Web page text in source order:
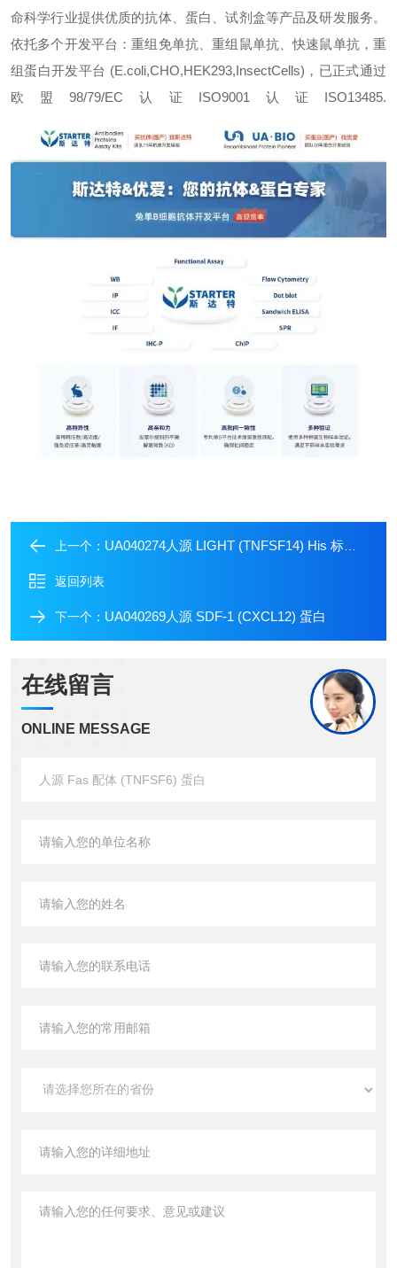
命科学行业提供优质的抗体、蛋白、试剂盒等产品及研发服务。
依托多个开发平台：重组免单抗、重组鼠单抗、快速鼠单抗，重
组蛋白开发平台 (E.coli,CHO,HEK293,InsectCells)，已正式通过
欧盟98/79/EC认证ISO9001认证ISO13485.
上一个： UA040274人源 LIGHT (TNFSF14) His 标签蛋白
返回列表
下一个： UA040269人源 SDF-1 (CXCL12) 蛋白
在线留言
ONLINE MESSAGE